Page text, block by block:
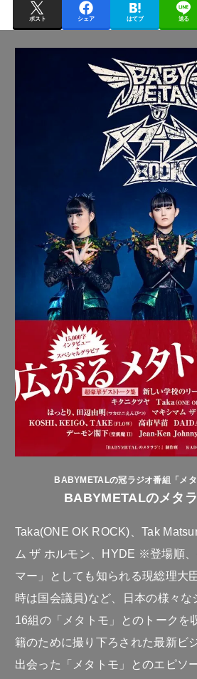
ポスト シェア はてブ 送る
BABYMETALの冠ラジオ番組「メ
BABYMETALのメタ
Taka(ONE OK ROCK)、Tak
ム ザ ホルモン、HYDE ※登場順
マー」としても知られる現総理大
時は国会議員)など、日本の様々な
16組の「メタトモ」とのトークを
籍のために撮り下ろされた最新ビ
出会った「メタトモ」とのエピソ